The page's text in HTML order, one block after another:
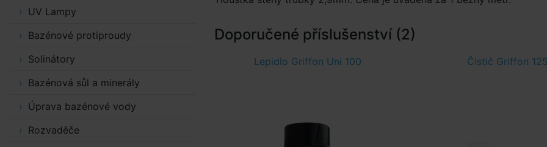
Doporučené příslušenství (2)
Lepidlo Griffon Uni 100 Čistič Griffon
UV Lampy
Bazénové protiproudy
Solinátory
Bazénová sůl a minerály
Úprava bazénové vody
Rozvaděče